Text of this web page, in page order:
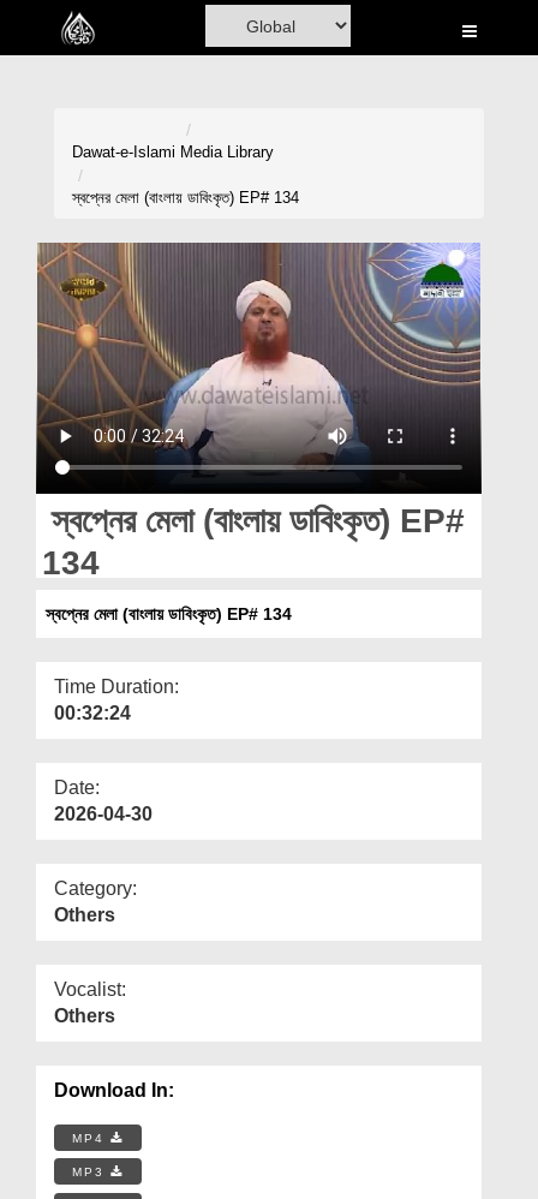
Home
Volunteer Portal
Rohani Ilaj
Donation
Blog
Magazine
Departments
Dawat-e-Islami Media Library
স্বপ্নের মেলা (বাংলায় ডাবিংকৃত) EP# 134
স্বপ্নের মেলা (বাংলায় ডাবিংকৃত) EP#
134
স্বপ্নের মেলা (বাংলায় ডাবিংকৃত) EP# 134
Time Duration:
00:32:24
Date:
2026-04-30
Category:
Others
Vocalist:
Others
Download In:
MP4
MP3